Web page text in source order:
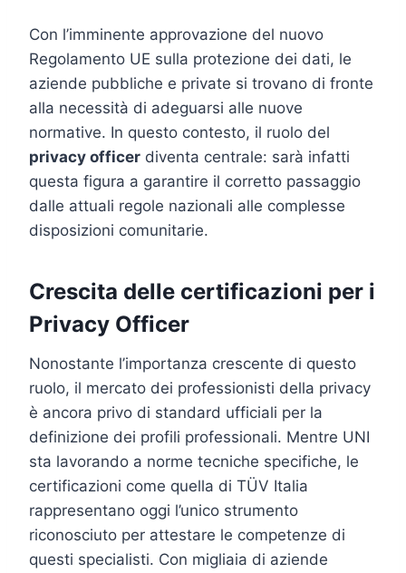
Con l’imminente approvazione del nuovo
Regolamento UE sulla protezione dei dati, le
aziende pubbliche e private si trovano di fronte
alla necessità di adeguarsi alle nuove
normative. In questo contesto, il ruolo del
privacy officer diventa centrale: sarà infatti
questa figura a garantire il corretto passaggio
dalle attuali regole nazionali alle complesse
disposizioni comunitarie.
Crescita delle certificazioni per i
Privacy Officer
Nonostante l’importanza crescente di questo
ruolo, il mercato dei professionisti della privacy
è ancora privo di standard ufficiali per la
definizione dei profili professionali. Mentre UNI
sta lavorando a norme tecniche specifiche, le
certificazioni come quella di TÜV Italia
rappresentano oggi l’unico strumento
riconosciuto per attestare le competenze di
questi specialisti. Con migliaia di aziende